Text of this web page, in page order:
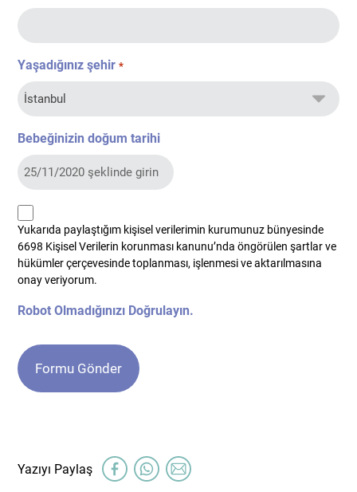
Yaşadığınız şehir *
Bebeğinizin doğum tarihi
kvkk
*
Yukarıda paylaştığım kişisel verilerimin kurumunuz bünyesinde
6698 Kişisel Verilerin korunması kanunu’nda öngörülen şartlar ve
hükümler çerçevesinde toplanması, işlenmesi ve aktarılmasına
onay veriyorum.
Robot Olmadığınızı Doğrulayın.